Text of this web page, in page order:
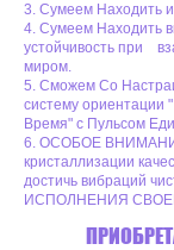
3. Сумеем Находить
4. Сумеем Находить
устойчивость при
миром.
5. Сможем Со
систему
Время" с Пульсом
6. ОСОБОЕ
кристаллизации
достичь вибраций
ИСПОЛНЕНИЯ